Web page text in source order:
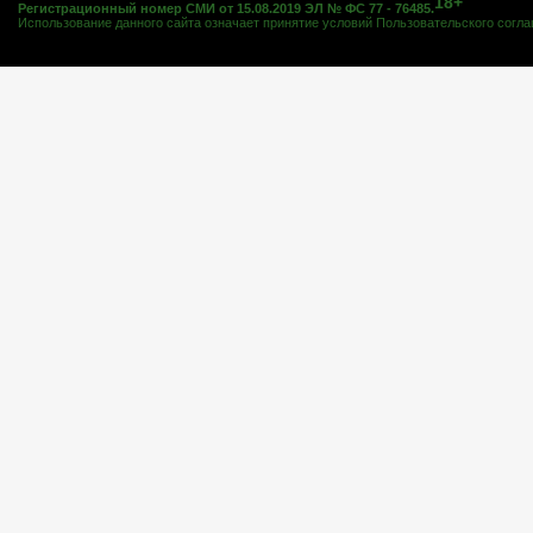
Регистрационный номер СМИ от 15.08.2019 ЭЛ № ФС 77 - 76485.
Использование данного сайта означает принятие условий Пользовательского